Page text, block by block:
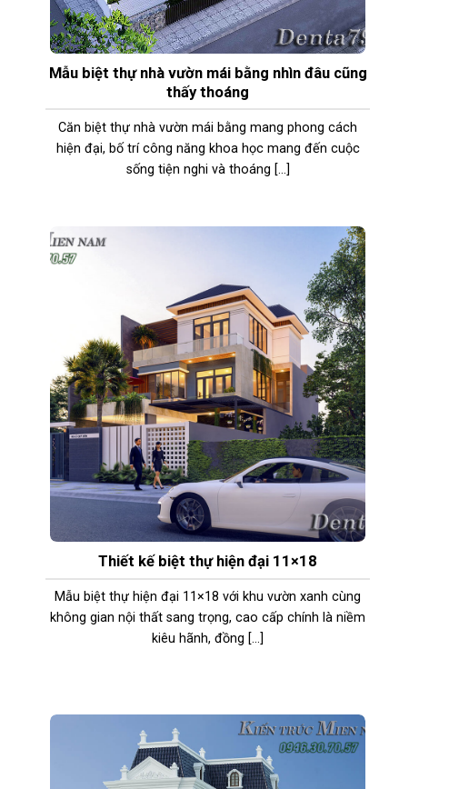
Mẫu biệt thự nhà vườn mái bằng nhìn đâu cũng
thấy thoáng
Căn biệt thự nhà vườn mái bằng mang phong cách
hiện đại, bố trí công năng khoa học mang đến cuộc
sống tiện nghi và thoáng [...]
Thiết kế biệt thự hiện đại 11×18
Mẫu biệt thự hiện đại 11×18 với khu vườn xanh cùng
không gian nội thất sang trọng, cao cấp chính là niềm
kiêu hãnh, đồng [...]